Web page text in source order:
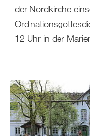
der Nordkirche
12 Uhr in der